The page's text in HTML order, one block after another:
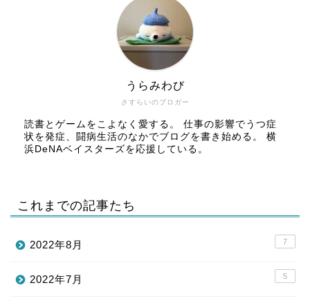
さすらいのブロガー
うらみわび
読書とゲームをこよなく愛する。 仕事の影響でうつ症
状を発症、闘病生活のなかでブログを書き始める。 横
浜DeNAベイスターズを応援している。
これまでの記事たち
2022年8月 7
2022年7月 5